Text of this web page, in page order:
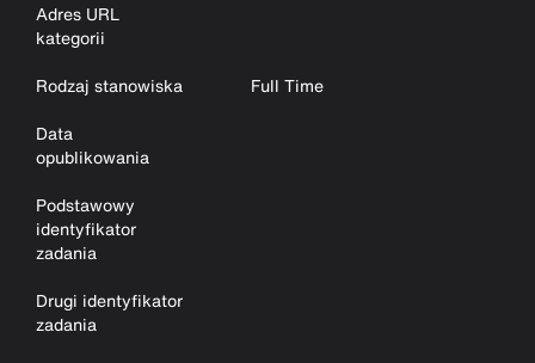
Adres URL
kategorii
Rodzaj stanowiska
Full Time
Data
opublikowania
Podstawowy
identyfikator
zadania
Drugi identyfikator
zadania